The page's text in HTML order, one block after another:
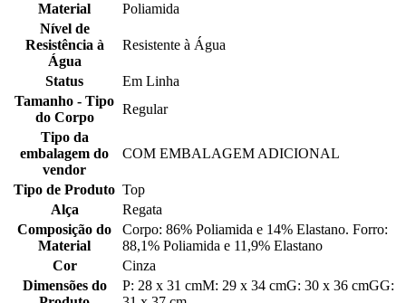
Material
Poliamida
Nível de
Resistência à
Água
Resistente à Água
Status
Em Linha
Tamanho - Tipo
do Corpo
Regular
Tipo da
embalagem do
vendor
COM EMBALAGEM ADICIONAL
Tipo de Produto Top
Alça
Regata
Composição do
Material
Corpo: 86% Poliamida e 14% Elastano. Forro:
88,1% Poliamida e 11,9% Elastano
Cor
Cinza
Dimensões do
P: 28 x 31 cmM: 29 x 34 cmG: 30 x 36 cmGG: